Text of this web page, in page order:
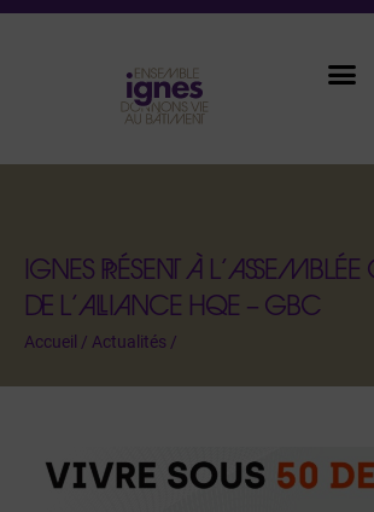
IGNES PRÉSENT À
DE L’ALLIANCE HQE – GBC
Accueil / Actualités /